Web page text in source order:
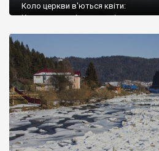
Коло церкви в'ються квіти:
Ходять старші, ходять діти.